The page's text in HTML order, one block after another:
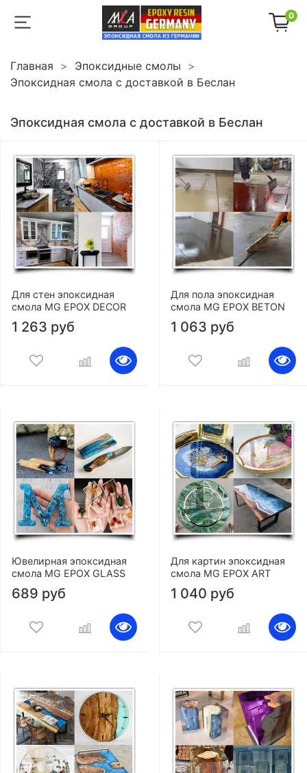
0
Главная
Эпоксидные смолы
Эпоксидная смола с доставкой в Беслан
Эпоксидная смола с доставкой в Беслан
Для стен эпоксидная
смола MG EPOX DECOR
1 263 руб
Для пола эпоксидная
смола MG EPOX BETON
1 063 руб
Ювелирная эпоксидная
смола MG EPOX GLASS
689 руб
Для картин эпоксидная
смола MG EPOX ART
1 040 руб